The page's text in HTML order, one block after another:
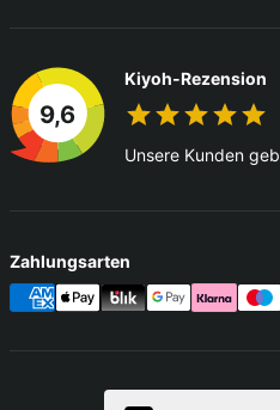
9,6
Kiyoh-Rezension
Unsere Kunden
Zahlungsarten